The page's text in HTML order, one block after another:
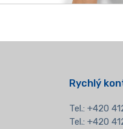
Rychlý
Tel.:+420
Tel.: +420